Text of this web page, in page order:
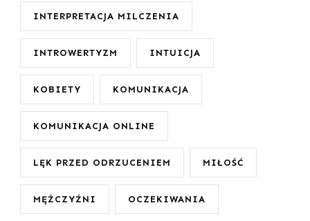
INTERPRETACJA MILCZENIA
INTROWERTYZM INTUICJA
KOBIETY KOMUNIKACJA
KOMUNIKACJA ONLINE
LĘK PRZED ODRZUCENIEM MIŁOŚĆ
MĘŻCZYŹNI OCZEKIWANIA